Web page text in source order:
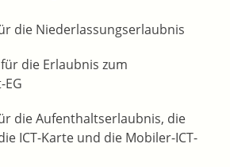
die Niederlassungserlaubnis
die Erlaubnis zum
die Aufenthaltserlaubnis, die
ICT-Karte und die Mobiler-ICT-